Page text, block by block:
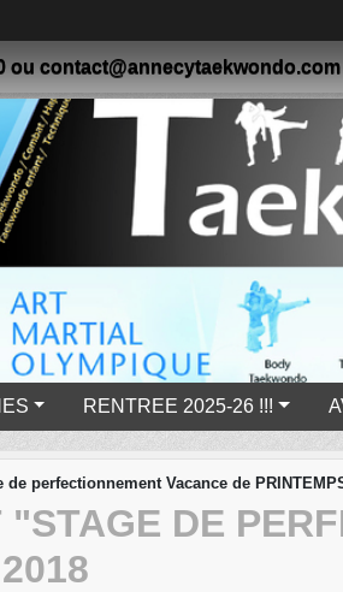
ou contact@annecytaekwondo.com
RENTREE 2025-26 !!!
de perfectionnement Vacance de
DE